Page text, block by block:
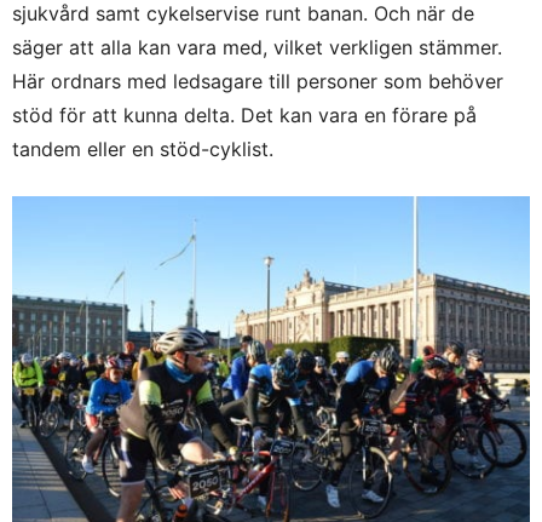
sjukvård samt cykelservise runt banan. Och när de
säger att alla kan vara med, vilket verkligen stämmer.
Här ordnars med ledsagare till personer som behöver
stöd för att kunna delta. Det kan vara en förare på
tandem eller en stöd-cyklist.